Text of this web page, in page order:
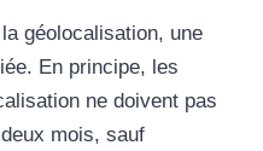
géolocalisation, une
En principe, les
ne doivent pas
mois, sauf